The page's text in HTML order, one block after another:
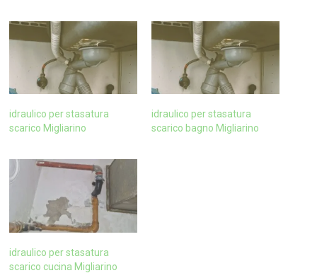
idraulico per stasatura
scarico Migliarino
idraulico per stasatura
scarico bagno Migliarino
idraulico per stasatura
scarico cucina Migliarino